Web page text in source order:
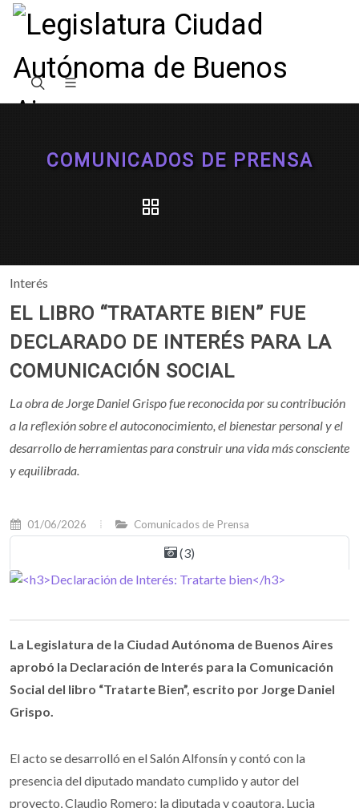
COMUNICADOS DE PRENSA
Interés
EL LIBRO “TRATARTE BIEN” FUE
DECLARADO DE INTERÉS PARA LA
COMUNICACIÓN SOCIAL
La obra de Jorge Daniel Grispo fue reconocida por su contribución
a la reflexión sobre el autoconocimiento, el bienestar personal y el
desarrollo de herramientas para construir una vida más consciente
y equilibrada.
01/06/2026 Comunicados de Prensa
(3)
La Legislatura de la Ciudad Autónoma de Buenos Aires
aprobó la Declaración de Interés para la Comunicación
Social del libro “Tratarte Bien”, escrito por Jorge Daniel
Grispo.
El acto se desarrolló en el Salón Alfonsín y contó con la
presencia del diputado mandato cumplido y autor del
proyecto, Claudio Romero; la diputada y coautora, Lucia